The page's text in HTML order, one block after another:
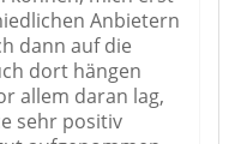
Anbietern
dann auf die
dort hängen
allem daran lag,
sehr positiv